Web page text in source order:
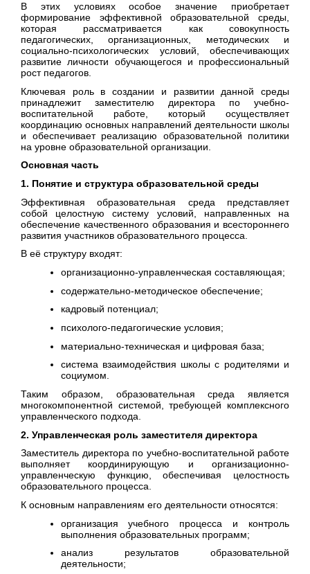
В этих условиях особое значение приобретает
формирование эффективной образовательной среды,
которая рассматривается как совокупность
педагогических, организационных, методических и
социально-психологических условий, обеспечивающих
развитие личности обучающегося и профессиональный
рост педагогов.
Ключевая роль в создании и развитии данной среды
принадлежит заместителю директора по учебно-
воспитательной работе, который осуществляет
координацию основных направлений деятельности школы
и обеспечивает реализацию образовательной политики
на уровне образовательной организации.
Основная часть
1. Понятие и структура образовательной среды
Эффективная образовательная среда представляет
собой целостную систему условий, направленных на
обеспечение качественного образования и всестороннего
развития участников образовательного процесса.
В её структуру входят:
организационно-управленческая составляющая;
содержательно-методическое обеспечение;
кадровый потенциал;
психолого-педагогические условия;
материально-техническая и цифровая база;
система взаимодействия школы с родителями и
социумом.
Таким образом, образовательная среда является
многокомпонентной системой, требующей комплексного
управленческого подхода.
2. Управленческая роль заместителя директора
Заместитель директора по учебно-воспитательной работе
выполняет координирующую и организационно-
управленческую функцию, обеспечивая целостность
образовательного процесса.
К основным направлениям его деятельности относятся:
организация учебного процесса и контроль
выполнения образовательных программ;
анализ результатов образовательной
деятельности;